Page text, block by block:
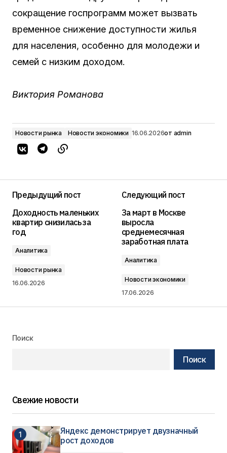
сокращение госпрограмм может вызвать
временное снижение доступности жилья
для населения, особенно для молодежи и
семей с низким доходом.
Виктория Романова
Новости рынка Новости экономики 16.06.2026от admin
Предыдущий пост
Доходность маленьких
квартир снизилась за
год
Аналитика
Новости рынка
16.06.2026
Следующий пост
За март в Москве
выросла
среднемесячная
заработная плата
Аналитика
Новости экономики
17.06.2026
Поиск
Поиск
Свежие новости
Яндекс демонстрирует двузначный
рост доходов